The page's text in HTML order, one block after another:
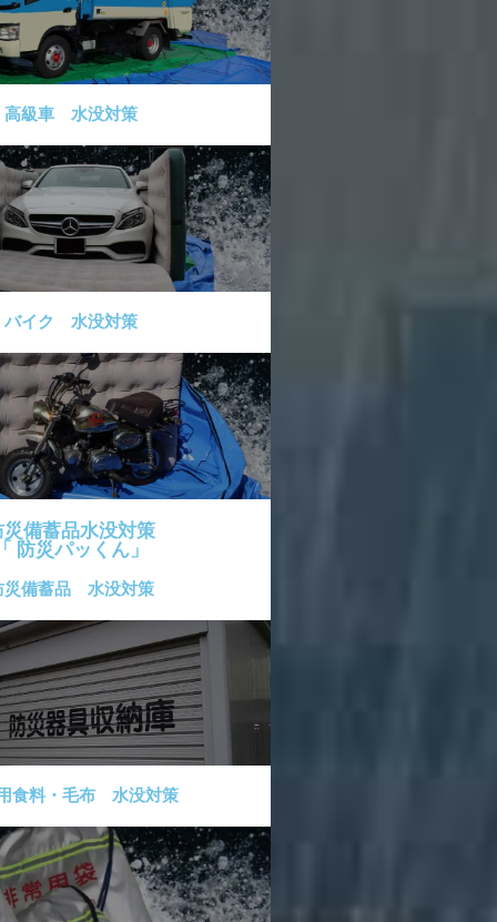
高級車 水没対策
バイク 水没対策
災備蓄品水没対策
防災パッくん」
災備蓄品 水没対策
食料・毛布 水没対策